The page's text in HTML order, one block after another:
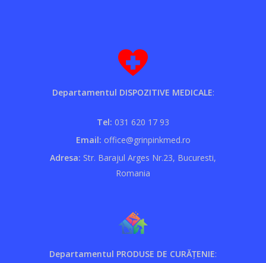
Departamentul DISPOZITIVE MEDICALE:
Tel: 031 620 17 93
Email: office@grinpinkmed.ro
Adresa: Str. Barajul Arges Nr.23, Bucuresti,
Romania
Departamentul PRODUSE DE CURĂȚENIE: